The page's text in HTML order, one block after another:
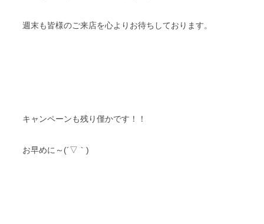
週末も皆様のご来店を心よりお待ちしております。
キャンペーンも残り僅かです！！
お早めに～(´▽｀)